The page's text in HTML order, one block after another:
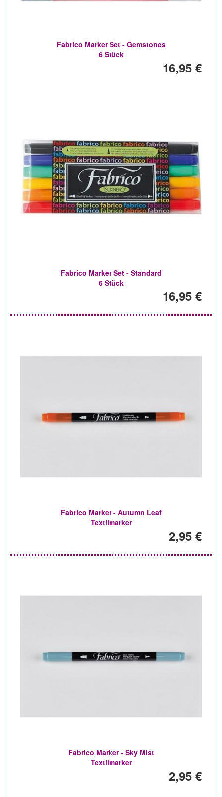
Fabrico Marker Set - Gemstones
6 Stück
16,95 €
Fabrico Marker Set - Standard
6 Stück
16,95 €
Fabrico Marker - Autumn Leaf
Textilmarker
2,95 €
Fabrico Marker - Sky Mist
Textilmarker
2,95 €